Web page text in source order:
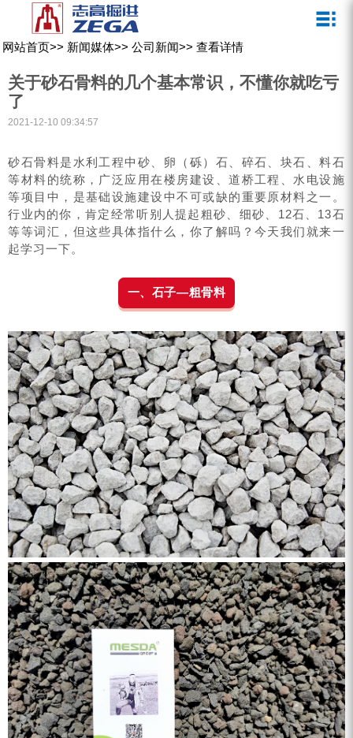
宣传视频
ZEGA全液压顶锤钻机
ZEGA水井钻机
零配件
FY水井钻车系列
ZEGA分体式露天钻机
水井专用螺杆空压机
雾炮机
洗轮机
螺杆式空气压缩机
黑金刚钻头钻具系列
发电机组
网站首页>> 新闻媒体>> 公司新闻>> 查看详情
关于砂石骨料的几个基本常识，不懂你就吃亏
了
2021-12-10 09:34:57
砂石骨料是水利工程中砂、卵（砾）石、碎石、块石、料石
等材料的统称，广泛应用在楼房建设、道桥工程、水电设施
等项目中，是基础设施建设中不可或缺的重要原材料之一。
行业内的你，肯定经常听别人提起粗砂、细砂、12石、13石
等等词汇，但这些具体指什么，你了解吗？今天我们就来一
起学习一下。
一、石子—粗骨料